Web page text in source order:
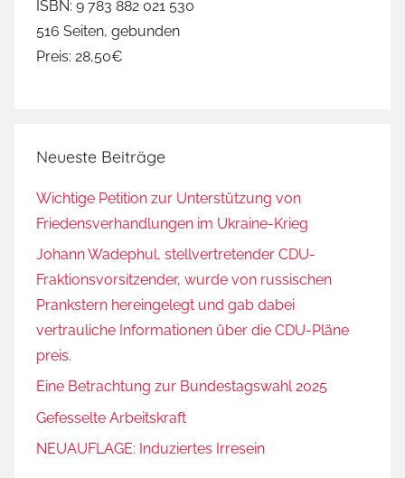
ISBN: 9 783 882 021 530
516 Seiten, gebunden
Preis: 28,50€
Neueste Beiträge
Wichtige Petition zur Unterstützung von
Friedensverhandlungen im Ukraine-Krieg
Johann Wadephul, stellvertretender CDU-
Fraktionsvorsitzender, wurde von russischen
Prankstern hereingelegt und gab dabei
vertrauliche Informationen über die CDU-Pläne
preis.
Eine Betrachtung zur Bundestagswahl 2025
Gefesselte Arbeitskraft
NEUAUFLAGE: Induziertes Irresein